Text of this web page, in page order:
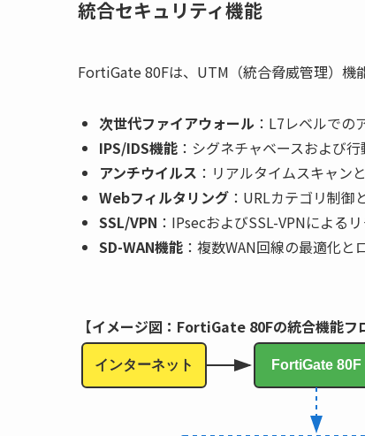
統合セキュリティ機能
FortiGate 80Fは、UTM（統合脅威管理）機
次世代ファイアウォール ：L7レベルでの
IPS/IDS機能 ：シグネチャベースおよび
アンチウイルス ：リアルタイムスキャン
Webフィルタリング ：URLカテゴリ制御
SSL/VPN ：IPsecおよびSSL-VPNによる
SD-WAN機能 ：複数WAN回線の最適化と
【イメージ図：FortiGate 80Fの統合機能フ
インターネット FortiGate 80F